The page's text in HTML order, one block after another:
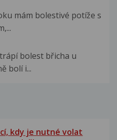
mám bolestivé potíže s
bolest břicha u
bolí i...
kdy je nutné volat